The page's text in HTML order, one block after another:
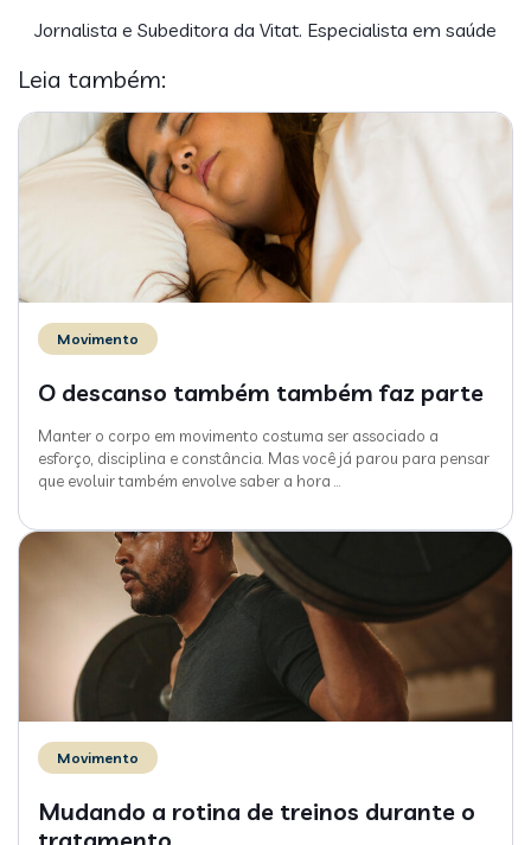
Jornalista e Subeditora da Vitat. Especialista em saúde
Leia também:
Movimento
O descanso também também faz parte
Manter o corpo em movimento costuma ser associado a
esforço, disciplina e constância. Mas você já parou para pensar
que evoluir também envolve saber a hora
Movimento
Mudando a rotina de treinos durante o